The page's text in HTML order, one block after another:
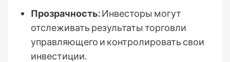
Прозрачность:Инвесторы могут
отслеживать результаты торговли
управляющего и контролировать свои
инвестиции.